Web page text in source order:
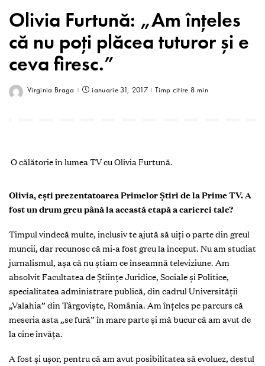
Olivia Furtună: „Am înţeles
că nu poţi plăcea tuturor şi e
ceva firesc.”
Virginia Braga ianuarie 31, 2017 Timp citire 8 min
O călătorie în lumea TV cu Olivia Furtună.
Olivia, eşti prezentatoarea Primelor Ştiri de la Prime TV. A
fost un drum greu până la această etapă a carierei tale?
Timpul vindecă multe, inclusiv te ajută să uiţi o parte din greul
muncii, dar recunosc că mi-a fost greu la început. Nu am studiat
jurnalismul, aşa că nu ştiam ce înseamnă televiziune. Am
absolvit Facultatea de Ştiinţe Juridice, Sociale şi Politice,
specialitatea administrare publică, din cadrul Universităţii
„Valahia” din Târgovişte, România. Am înţeles pe parcurs că
meseria asta „se fură” în mare parte şi mă bucur că am avut de
la cine învăţa.
A fost şi uşor, pentru că am avut posibilitatea să evoluez, destul